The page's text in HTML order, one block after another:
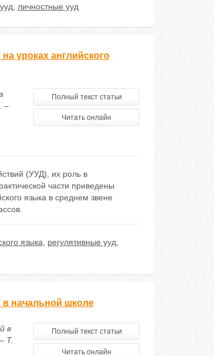
личностные ууд
уроках английского
–
Полный текст статьи
Читать онлайн
(УУД), их роль в
части приведены
языка в среднем звене
языка регулятивные ууд
начальной школе
в
Т.
Полный текст статьи
Читать онлайн